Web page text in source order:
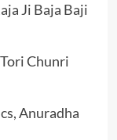
Ji Baja Baji
Chunri
Anuradha